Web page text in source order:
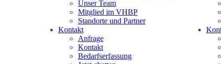
Unser Team
Mitglied im VHBP
Standorte und Partner
Kontakt
Anfrage
Kontakt
Bedarfserfassung